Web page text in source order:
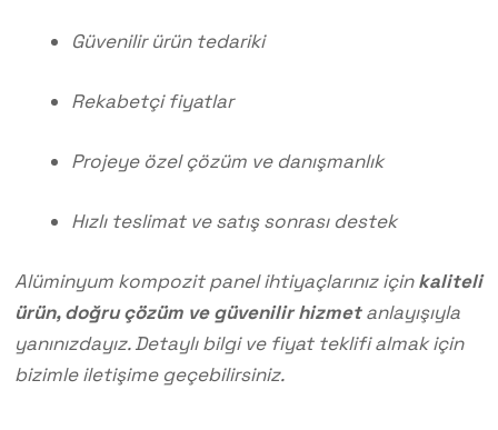
Güvenilir ürün tedariki
Rekabetçi fiyatlar
Projeye özel çözüm ve danışmanlık
Hızlı teslimat ve satış sonrası destek
Alüminyum kompozit panel ihtiyaçlarınız içinkaliteli
ürün, doğru çözüm ve güvenilir hizmetanlayışıyla
yanınızdayız. Detaylı bilgi ve fiyat teklifi almak için
bizimle iletişime geçebilirsiniz.